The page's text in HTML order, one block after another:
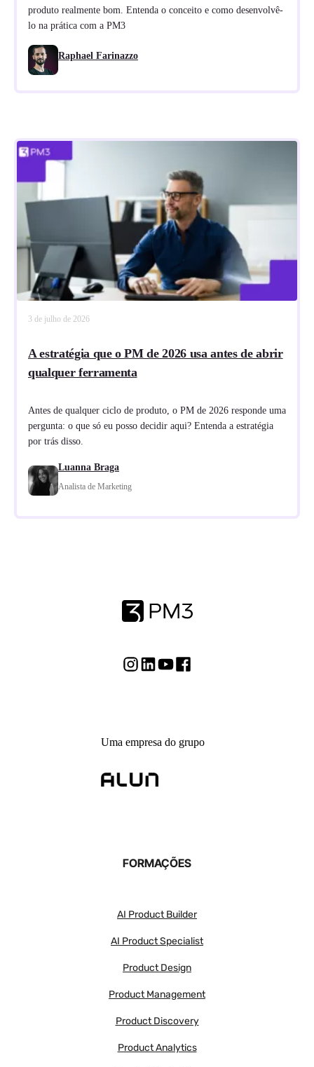
produto realmente bom. Entenda o conceito e como desenvolvê-
lo na prática com a PM3
Raphael Farinazzo
3 de julho de 2026
A estratégia que o PM de 2026 usa antes de abrir
qualquer ferramenta
Antes de qualquer ciclo de produto, o PM de 2026 responde uma
pergunta: o que só eu posso decidir aqui? Entenda a estratégia
por trás disso.
Luanna Braga
Analista de Marketing
Uma empresa do grupo
FORMAÇÕES
AI Product Builder
AI Product Specialist
Product Design
Product Management
Product Discovery
Product Analytics